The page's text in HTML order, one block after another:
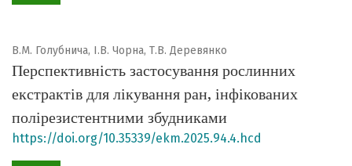
В.М. Голубнича, І.В. Чорна, Т.В. Деревянко
Перспективність застосування рослинних
екстрактів для лікування ран, інфікованих
полірезистентними збудниками
https://doi.org/10.35339/ekm.2025.94.4.hcd